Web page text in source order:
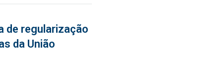
de regularização
da União